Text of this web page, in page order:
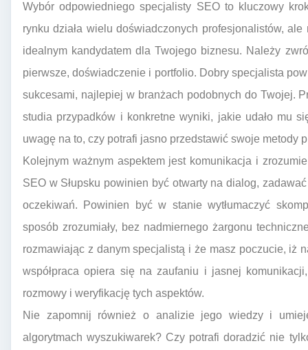
Wybór odpowiedniego specjalisty SEO to kluczowy
rynku działa wielu doświadczonych profesjonalistów,
idealnym kandydatem dla Twojego biznesu. Należy
pierwsze, doświadczenie i portfolio. Dobry specjalista
sukcesami, najlepiej w branżach podobnych do Twojej.
studia przypadków i konkretne wyniki, jakie udało mu
uwagę na to, czy potrafi jasno przedstawić swoje metody
Kolejnym ważnym aspektem jest komunikacja i
SEO w Słupsku powinien być otwarty na dialog,
oczekiwań. Powinien być w stanie wytłumaczyć
sposób zrozumiały, bez nadmiernego żargonu
rozmawiając z danym specjalistą i że masz poczucie, iż
współpraca opiera się na zaufaniu i jasnej
rozmowy i weryfikację tych aspektów.
Nie zapomnij również o analizie jego wiedzy i
algorytmach wyszukiwarek? Czy potrafi doradzić nie